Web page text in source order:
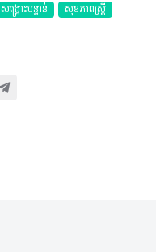
សង្គ្រោះបន្ទាន់
សុខភាពស្រ្តី